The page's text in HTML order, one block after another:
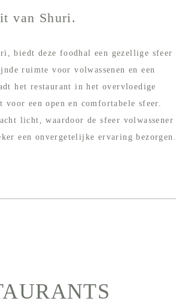
van Shuri.
biedt deze foodhal een gezellige sfeer
ruimte voor volwassenen en een
het restaurant in het overvloedige
een open en comfortabele sfeer.
licht, waardoor de sfeer volwassener
een onvergetelijke ervaring bezorgen.